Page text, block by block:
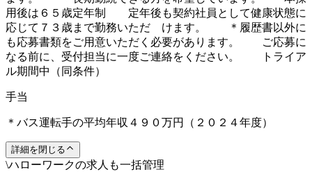
用後は６５歳定年制 定年後も契約社員として健康状態に
応じて７３歳まで勤務いただ けます。 ＊履歴書以外に
も応募書類をご用意いただく必要があります。 ご応募に
なる前に、受付担当に一度ご連絡をください。 トライア
ル期間中（同条件）
手当
＊バス運転手の平均年収４９０万円（２０２４年度）
詳細を閉じる
\ハローワークの求人も一括管理